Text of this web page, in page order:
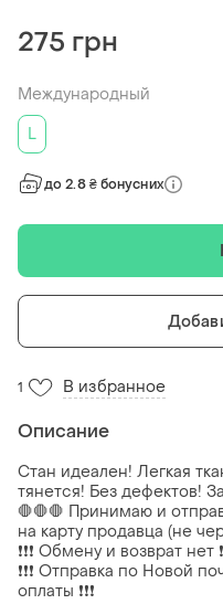
275 грн
Международный
L
до 2.8 ₴ бонусних
1 В избранное
Описание
Стан идеален! Легкая
тянется! Без дефектов!
🛑🛑🛑 Принимаю и
на карту продавца (не
❗❗❗ Обмену и возврат нет
❗❗❗ Отправка по Новой
оплаты ❗❗❗